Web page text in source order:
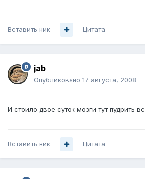
Вставить ник Цитата
jab
Опубликовано 17 августа, 2008
И стоило двое суток мозги тут пудрить
Вставить ник Цитата